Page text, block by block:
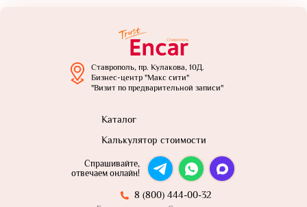
Ставрополь, пр. Кулакова, 10Д.
Бизнес-центр "Макс сити"
"Визит по предварительной записи"
Каталог
Калькулятор стоимости
Спрашивайте,
отвечаем онлайн!
8 (800) 444-00-32